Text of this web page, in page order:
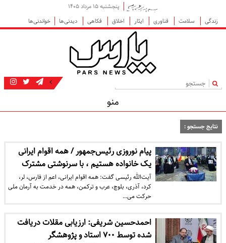
پنجشنبه ۱۵ مرداد ۱۴۰۵
زندگی
سلامت فناوری ایثار اخلاق فکاهی دیدنی‌ها خواندنی‌ها
|
منو
نتایج جستجو :
پیام نوروزی رئیس‌جمهور / همه اقوام ایرانی
یک خانواده هستیم ، با سرنوشتی مشترک
آیت‌الله رئیسی گفت: همه اقوام ایرانی، اعم از فارس، لر،
کرد، آذری، بلوچ، عرب و ترکمن، همه در خدمت به آرمان ملی
حرکت می…
احمدحسین شریفی: ارزیابی مقلات دریافت
شده توسط ۷۰۰ استاد و پژوهشگر